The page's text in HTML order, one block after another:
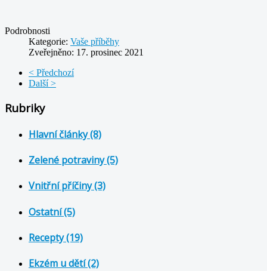
Podrobnosti
Kategorie: Vaše příběhy
Zveřejněno: 17. prosinec 2021
< Předchozí
Další >
Rubriky
Hlavní články (8)
Zelené potraviny (5)
Vnitřní příčiny (3)
Ostatní (5)
Recepty (19)
Ekzém u dětí (2)